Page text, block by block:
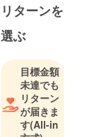
いうテーマ
で、VR
チャットな
どの仮想空
間を活用し
て落語を届
けるプロ
ジェクトに
リターンを
選ぶ
目標金額
未達でも
リターン
が届きま
す(All-in